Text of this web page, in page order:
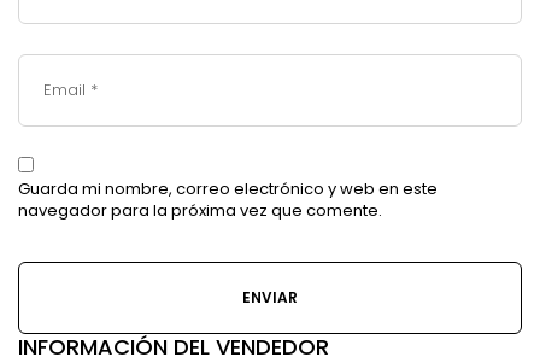
Guarda mi nombre, correo electrónico y web en este
navegador para la próxima vez que comente.
INFORMACIÓN DEL VENDEDOR